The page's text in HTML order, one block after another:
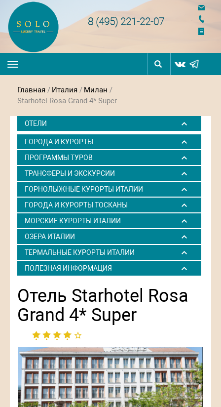
8 (495) 221-22-07
Toggle
navigation
Главная / Италия / Милан /
Starhotel Rosa Grand 4* Super
ОТЕЛИ
ГОРОДА И КУРОРТЫ
ПРОГРАММЫ ТУРОВ
ТРАНСФЕРЫ И ЭКСКУРСИИ
ГОРНОЛЫЖНЫЕ КУРОРТЫ ИТАЛИИ
ГОРОДА И КУРОРТЫ ТОСКАНЫ
МОРСКИЕ КУРОРТЫ ИТАЛИИ
ОЗЕРА ИТАЛИИ
ТЕРМАЛЬНЫЕ КУРОРТЫ ИТАЛИИ
ПОЛЕЗНАЯ ИНФОРМАЦИЯ
Отель Starhotel Rosa
Grand 4* Super